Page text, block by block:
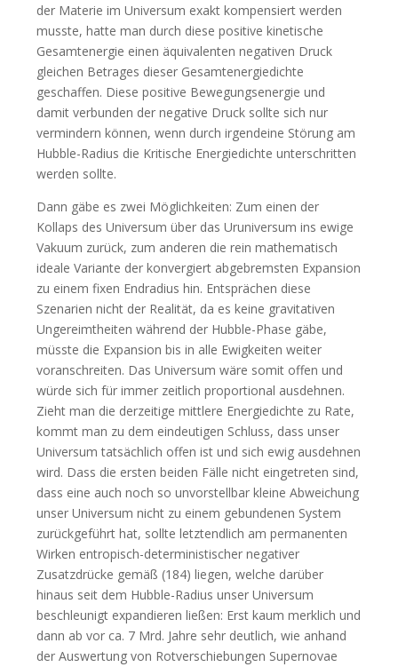
der Materie im Universum exakt kompensiert werden
musste, hatte man durch diese positive kinetische
Gesamtenergie einen äquivalenten negativen Druck
gleichen Betrages dieser Gesamtenergiedichte
geschaffen. Diese positive Bewegungsenergie und
damit verbunden der negative Druck sollte sich nur
vermindern können, wenn durch irgendeine Störung am
Hubble-Radius die Kritische Energiedichte unterschritten
werden sollte.
Dann gäbe es zwei Möglichkeiten: Zum einen der
Kollaps des Universum über das Uruniversum ins ewige
Vakuum zurück, zum anderen die rein mathematisch
ideale Variante der konvergiert abgebremsten Expansion
zu einem fixen Endradius hin. Entsprächen diese
Szenarien nicht der Realität, da es keine gravitativen
Ungereimtheiten während der Hubble-Phase gäbe,
müsste die Expansion bis in alle Ewigkeiten weiter
voranschreiten. Das Universum wäre somit offen und
würde sich für immer zeitlich proportional ausdehnen.
Zieht man die derzeitige mittlere Energiedichte zu Rate,
kommt man zu dem eindeutigen Schluss, dass unser
Universum tatsächlich offen ist und sich ewig ausdehnen
wird. Dass die ersten beiden Fälle nicht eingetreten sind,
dass eine auch noch so unvorstellbar kleine Abweichung
unser Universum nicht zu einem gebundenen System
zurückgeführt hat, sollte letztendlich am permanenten
Wirken entropisch-deterministischer negativer
Zusatzdrücke gemäß (184) liegen, welche darüber
hinaus seit dem Hubble-Radius unser Universum
beschleunigt expandieren ließen: Erst kaum merklich und
dann ab vor ca. 7 Mrd. Jahre sehr deutlich, wie anhand
der Auswertung von Rotverschiebungen Supernovae